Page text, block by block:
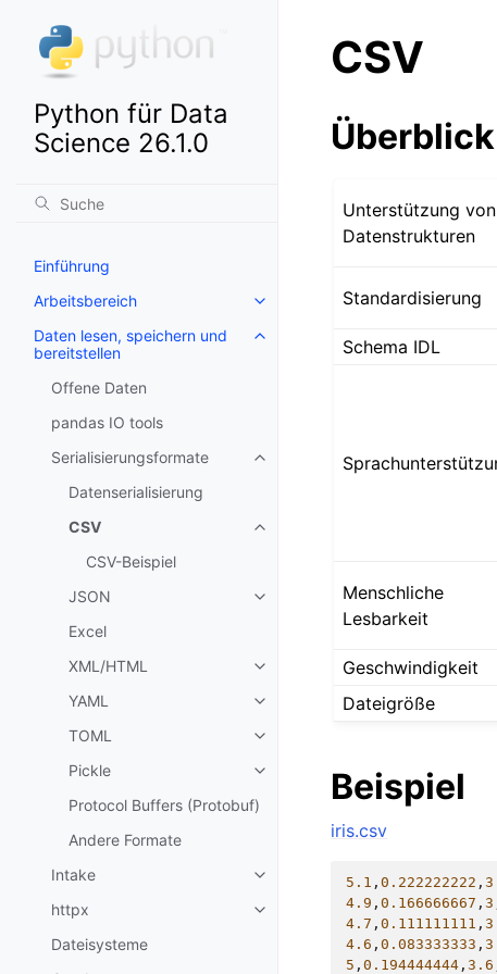
Python für Data
Science 26.1.0
Einführung
Arbeitsbereich
Daten lesen, speichern und
bereitstellen
Offene Daten
pandas IO tools
Serialisierungsformate
Datenserialisierung
CSV
CSV-Beispiel
JSON
Excel
XML/HTML
YAML
TOML
Pickle
Protocol Buffers (Protobuf)
Andere Formate
Intake
httpx
Dateisysteme
CSV
Überblick
Unterstützung von
Datenstrukturen
Standardisierung
Schema IDL
Menschliche
Lesbarkeit
Geschwindigkeit
Dateigröße
Beispiel
iris.csv
5.1 , 0.222222222 ,
4.9 , 0.166666667 , 3
4.7 , 0.111111111 ,
4.6 , 0.083333333 ,
5 , 0.194444444 , 3.6